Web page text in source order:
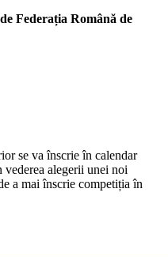
Federația Română de
se va înscrie în calendar
vederea alegerii unei noi
a mai înscrie competiția în